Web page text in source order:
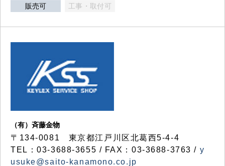
販売可 工事・取付可
（有）斉藤金物
〒134-0081 東京都江戸川区北葛西5-4-4
TEL：03-3688-3655 / FAX：03-3688-3763 / y
usuke@saito-kanamono.co.jp